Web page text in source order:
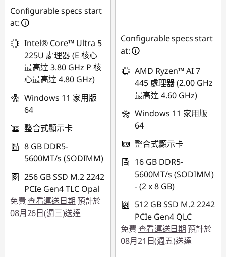
Configurable specs start
at:
Intel® Core™ Ultra 5
225U 處理器 (E 核心
最高達 3.80 GHz P 核
心最高達 4.80 GHz)
Windows 11 家用版
64
整合式顯示卡
8 GB DDR5-
5600MT/s (SODIMM)
256 GB SSD M.2 2242
PCIe Gen4 TLC Opal
免費 查看運送日期預計於
08月26日(週三)送達
Configurable specs start
at:
AMD Ryzen™ AI 7
445 處理器 (2.00 GHz
最高達 4.60 GHz)
Windows 11 家用版
64
整合式顯示卡
16 GB DDR5-
5600MT/s (SODIMM)
- (2 x 8 GB)
512 GB SSD M.2 2242
PCIe Gen4 QLC
免費 查看運送日期預計於
08月21日(週五)送達